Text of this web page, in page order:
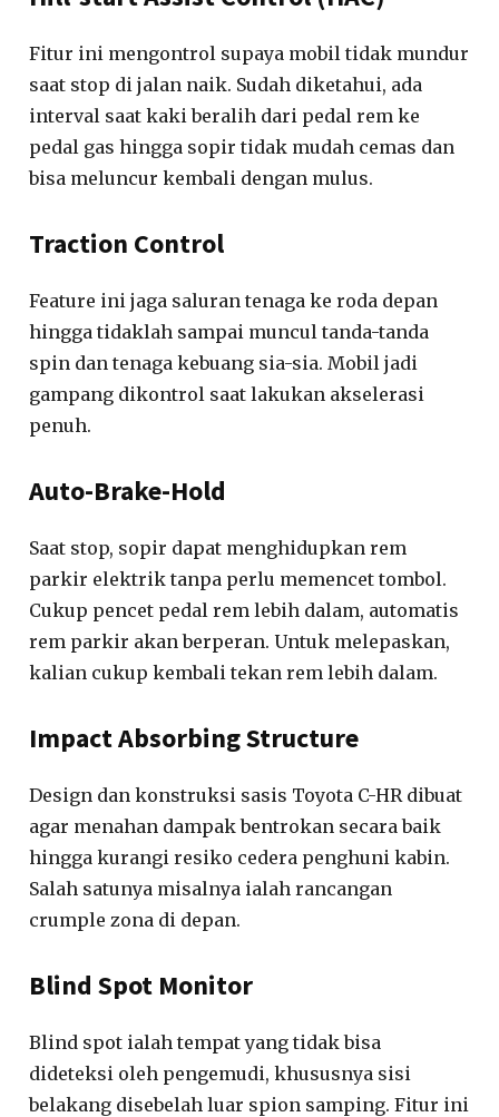
Fitur ini mengontrol supaya mobil tidak mundur
saat stop di jalan naik. Sudah diketahui, ada
interval saat kaki beralih dari pedal rem ke
pedal gas hingga sopir tidak mudah cemas dan
bisa meluncur kembali dengan mulus.
Traction Control
Feature ini jaga saluran tenaga ke roda depan
hingga tidaklah sampai muncul tanda-tanda
spin dan tenaga kebuang sia-sia. Mobil jadi
gampang dikontrol saat lakukan akselerasi
penuh.
Auto-Brake-Hold
Saat stop, sopir dapat menghidupkan rem
parkir elektrik tanpa perlu memencet tombol.
Cukup pencet pedal rem lebih dalam, automatis
rem parkir akan berperan. Untuk melepaskan,
kalian cukup kembali tekan rem lebih dalam.
Impact Absorbing Structure
Design dan konstruksi sasis Toyota C-HR dibuat
agar menahan dampak bentrokan secara baik
hingga kurangi resiko cedera penghuni kabin.
Salah satunya misalnya ialah rancangan
crumple zona di depan.
Blind Spot Monitor
Blind spot ialah tempat yang tidak bisa
dideteksi oleh pengemudi, khususnya sisi
belakang disebelah luar spion samping. Fitur ini